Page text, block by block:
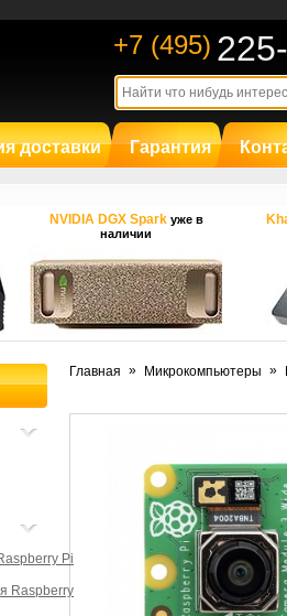
+7 (495)
доставки Гарантия
NVIDIA DGX Spark уже в
наличии
Pi
Raspberry
Главная » Микрокомпьютеры »